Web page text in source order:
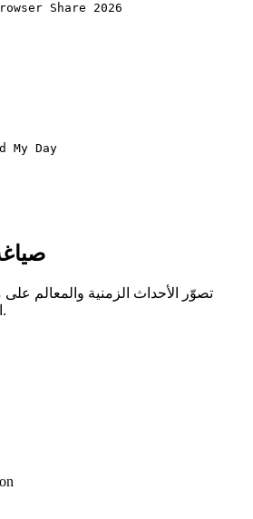
Share 2026
My Day
تصوّر الأحداث الزمنية والمعالم
المشاريع وخرائط الطريق.